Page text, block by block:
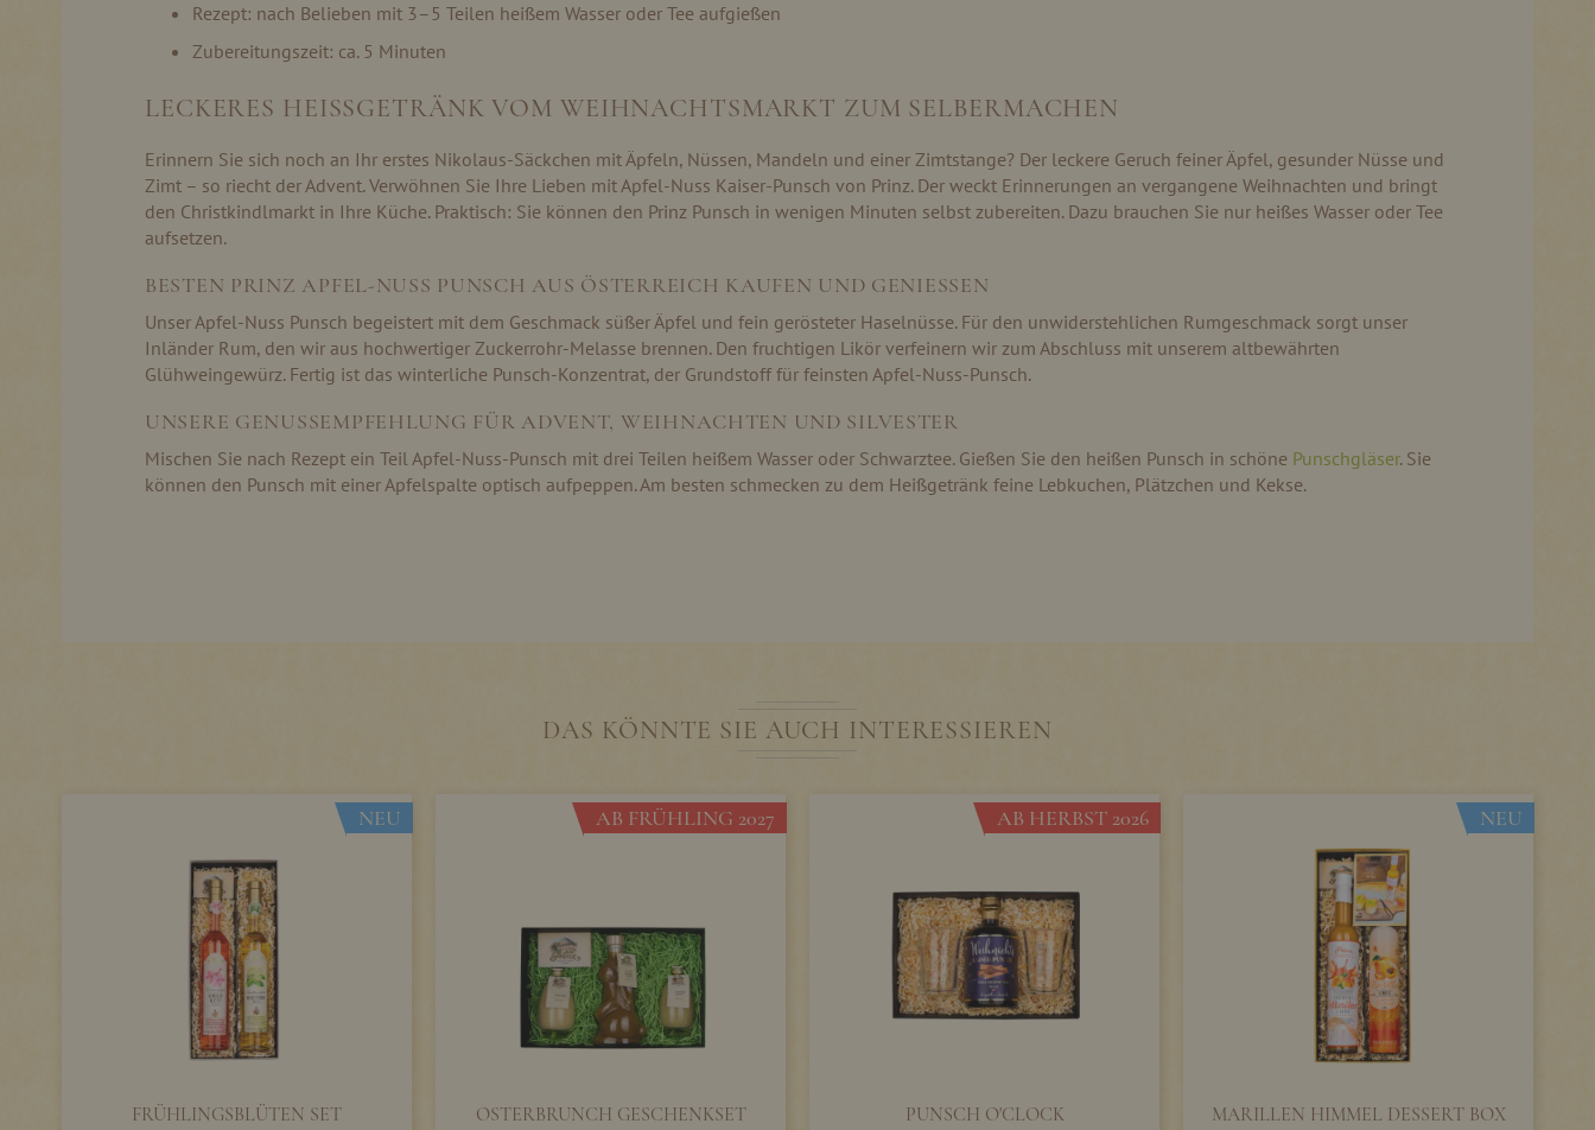
Rezept: nach Belieben mit 3–5 Teilen heißem Wasser oder Tee aufgießen
Zubereitungszeit: ca. 5 Minuten
LECKERES HEISSGETRÄNK VOM WEIHNACHTSMARKT ZUM SELBERMACHEN
Erinnern Sie sich noch an Ihr erstes Nikolaus-Säckchen mit Äpfeln, Nüssen, Mandeln und einer Zimtstange? Der leckere Geruch feiner Äpfel, gesunder Nüsse und
Zimt – so riecht der Advent. Verwöhnen Sie Ihre Lieben mit Apfel-Nuss Kaiser-Punsch von Prinz. Der weckt Erinnerungen an vergangene Weihnachten und bringt
den Christkindlmarkt in Ihre Küche. Praktisch: Sie können den Prinz Punsch in wenigen Minuten selbst zubereiten. Dazu brauchen Sie nur heißes Wasser oder Tee
aufsetzen.
BESTEN PRINZ APFEL-NUSS PUNSCH AUS ÖSTERREICH KAUFEN UND GENIESSEN
Unser Apfel-Nuss Punsch begeistert mit dem Geschmack süßer Äpfel und fein gerösteter Haselnüsse. Für den unwiderstehlichen Rumgeschmack sorgt unser
Inländer Rum, den wir aus hochwertiger Zuckerrohr-Melasse brennen. Den fruchtigen Likör verfeinern wir zum Abschluss mit unserem altbewährten
Glühweingewürz. Fertig ist das winterliche Punsch-Konzentrat, der Grundstoff für feinsten Apfel-Nuss-Punsch.
UNSERE GENUSSEMPFEHLUNG FÜR ADVENT, WEIHNACHTEN UND SILVESTER
Mischen Sie nach Rezept ein Teil Apfel-Nuss-Punsch mit drei Teilen heißem Wasser oder Schwarztee. Gießen Sie den heißen Punsch in schöne Punschgläser. Sie
können den Punsch mit einer Apfelspalte optisch aufpeppen. Am besten schmecken zu dem Heißgetränk feine Lebkuchen, Plätzchen und Kekse.
DAS KÖNNTE SIE AUCH INTERESSIEREN
NEU
FRÜHLINGSBLÜTEN SET
AB FRÜHLING 2027
OSTERBRUNCH GESCHENKSET
AB HERBST 2026
PUNSCH O'CLOCK
NEU
MARILLEN HIMMEL DESSERT BOX